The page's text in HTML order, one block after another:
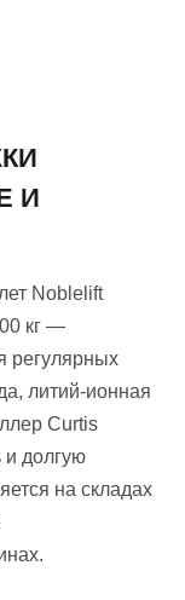
И
Noblelift
кг —
регулярных
литий-ионная
Curtis
и долгую
на складах